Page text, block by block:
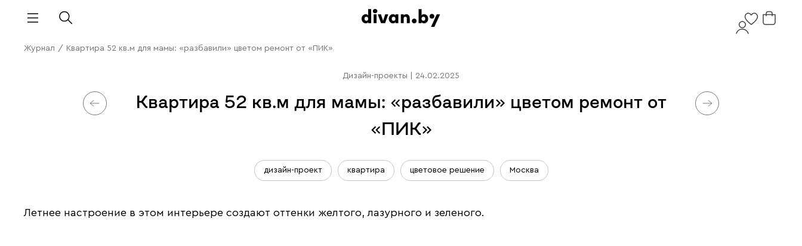
Журнал / Квартира 52 кв.м для мамы: «разбавили» цветом ремонт от «ПИК»
Дизайн-проекты 24.02.2025
Квартира 52 кв.м для мамы: «разбавили» цветом ремонт от
«ПИК»
дизайн-проект квартира цветовое решение Москва
Летнее настроение в этом интерьере создают оттенки желтого, лазурного и зеленого.